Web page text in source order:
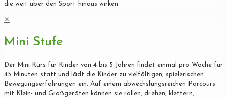
die weit über den Sport hinaus wirken.
✕
Mini Stufe
Der Mini-Kurs für Kinder von 4 bis 5 Jahren findet einmal pro Woche für
45 Minuten statt und lädt die Kinder zu vielfältigen, spielerischen
Bewegungserfahrungen ein. Auf einem abwechslungsreichen Parcours
mit Klein- und Großgeräten können sie rollen, drehen, klettern,